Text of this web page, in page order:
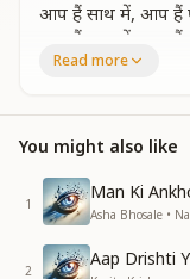
आप हैं साथ में, आप हैं
आप हैं साथ में, आप हैं
फिर भी प्यार से
You are always
Yet, with deep
Baba
Yet, with deep
Baba
Read more
You might also like
1
Man Ki
Asha Bhosale •
2
Aap Drishti